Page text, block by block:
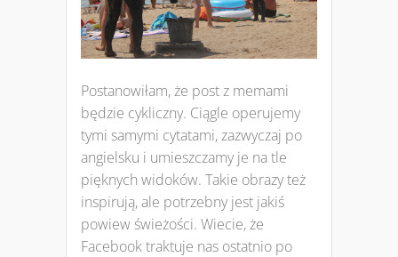
Postanowiłam, że post z memami
będzie cykliczny. Ciągle operujemy
tymi samymi cytatami, zazwyczaj po
angielsku i umieszczamy je na tle
pięknych widoków. Takie obrazy też
inspirują, ale potrzebny jest jakiś
powiew świeżości. Wiecie, że
Facebook traktuje nas ostatnio po